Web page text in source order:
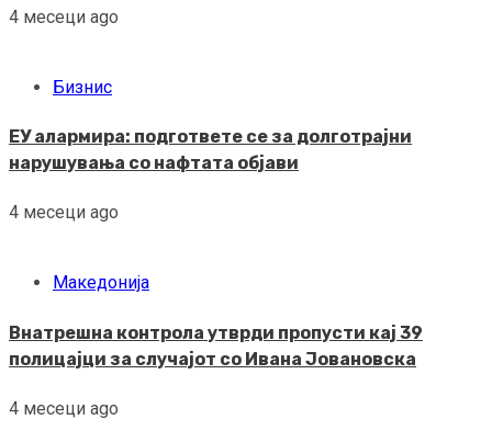
4 месеци ago
Бизнис
ЕУ алармира: подгответе се за долготрајни
нарушувања со нафтата објави
4 месеци ago
Македонија
Внатрешна контрола утврди пропусти кај 39
полицајци за случајот со Ивана Јовановска
4 месеци ago